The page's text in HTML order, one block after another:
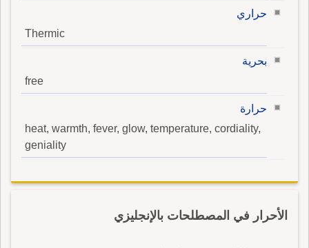
حراري
Thermic
بحرية
free
حرارة
heat, warmth, fever, glow, temperature, cordiality,
geniality
الأحرار في المصطلحات بالإنجليزي